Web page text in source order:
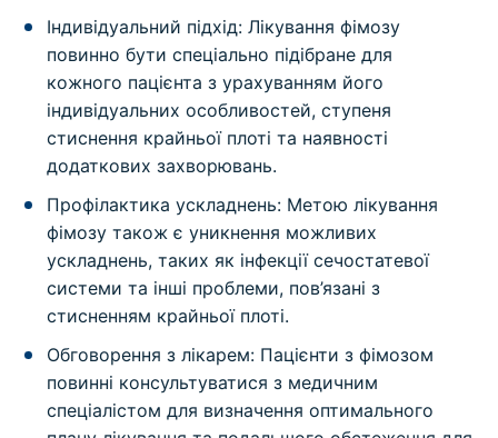
Індивідуальний підхід: Лікування фімозу
повинно бути спеціально підібране для
кожного пацієнта з урахуванням його
індивідуальних особливостей, ступеня
стиснення крайньої плоті та наявності
додаткових захворювань.
Профілактика ускладнень: Метою лікування
фімозу також є уникнення можливих
ускладнень, таких як інфекції сечостатевої
системи та інші проблеми, пов’язані з
стисненням крайньої плоті.
Обговорення з лікарем: Пацієнти з фімозом
повинні консультуватися з медичним
спеціалістом для визначення оптимального